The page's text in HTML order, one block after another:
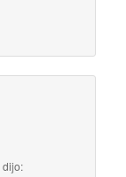
dijo: